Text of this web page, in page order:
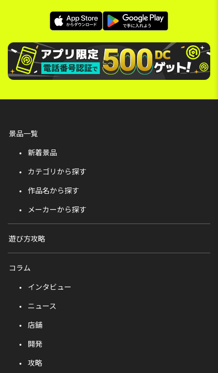
景品一覧
新着景品
カテゴリから探す
作品名から探す
メーカーから探す
遊び方攻略
コラム
インタビュー
ニュース
店舗
開発
攻略